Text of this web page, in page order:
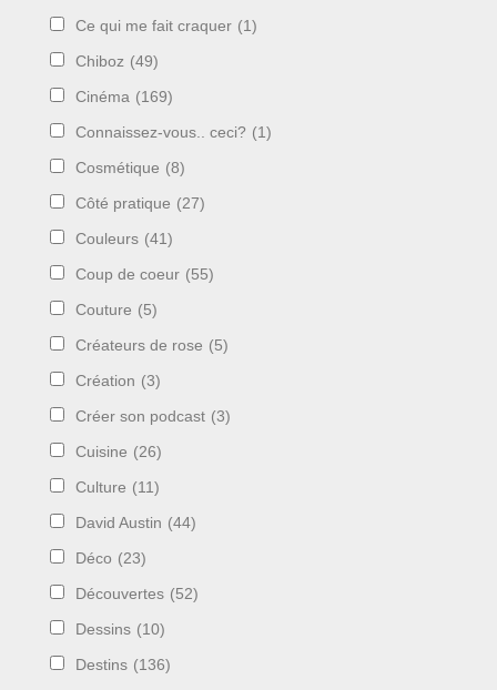
Ce qui me fait craquer (1)
Chiboz (49)
Cinéma (169)
Connaissez-vous.. ceci? (1)
Cosmétique (8)
Côté pratique (27)
Couleurs (41)
Coup de coeur (55)
Couture (5)
Créateurs de rose (5)
Création (3)
Créer son podcast (3)
Cuisine (26)
Culture (11)
David Austin (44)
Déco (23)
Découvertes (52)
Dessins (10)
Destins (136)